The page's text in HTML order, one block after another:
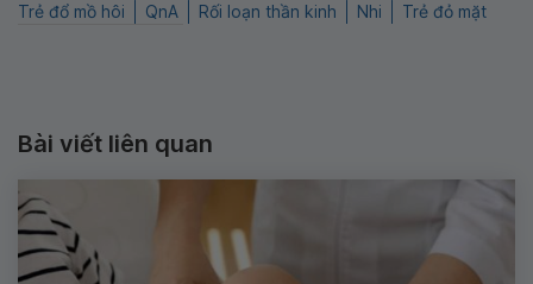
Trẻ đổ mồ hôi QnA Rối loạn thần kinh Nhi Trẻ đỏ mặt
Bài viết liên quan